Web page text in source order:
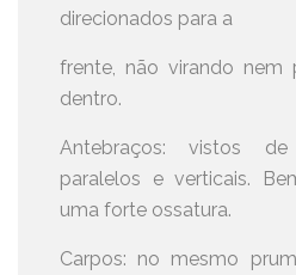
direcionados para a
frente, não virando nem
dentro.
Antebraços: vistos de
paralelos e verticais.
uma forte ossatura.
Carpos: no mesmo